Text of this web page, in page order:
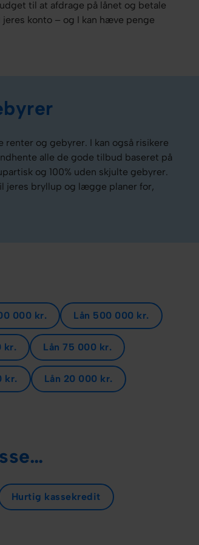
til at afdrage på lånet og betale
konto – og I kan hæve penge
og gebyrer. I kan også risikere
alle de gode tilbud baseret på
og 100% uden skjulte gebyrer.
jeres bryllup og lægge planer for,
000 kr. Lån 500 000 kr.
kr. Lån 75 000 kr.
kr. Lån 20 000 kr.
Hurtig kassekredit